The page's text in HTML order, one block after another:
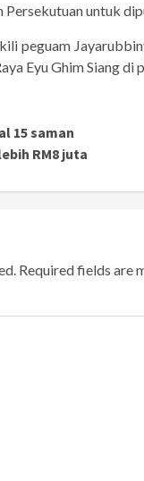
untuk
peguam
Eyu Ghim Siang di
15 saman
RM8 juta
Required fields are